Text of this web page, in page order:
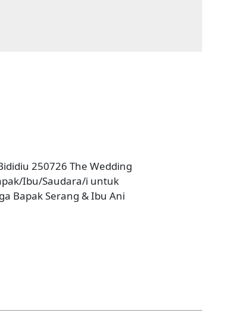
250726 The Wedding
Ibu/Saudara/i untuk
Bapak Serang & Ibu Ani